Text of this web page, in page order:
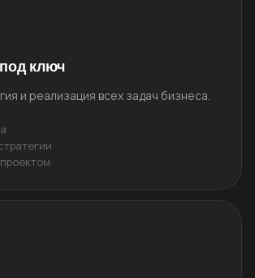
ключ
и реализация всех задач бизнеса.